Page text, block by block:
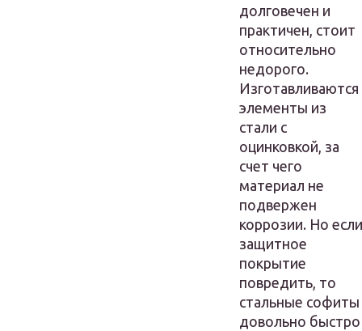
долговечен и
практичен, стоит
относительно
недорого.
Изготавливаются
элементы из
стали с
оцинковкой, за
счет чего
материал не
подвержен
коррозии. Но
защитное
покрытие
повредить, то
стальные софиты
довольно быстро